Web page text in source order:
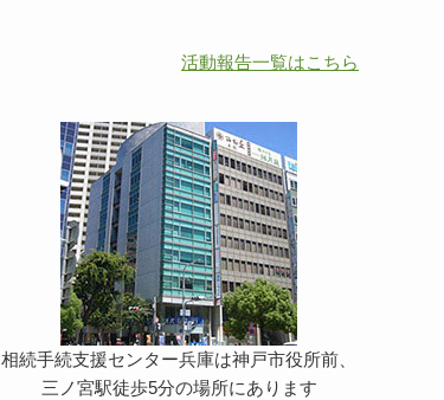
活動報告一覧はこちら
相続手続支援センター兵庫は神戸市役所前、
三ノ宮駅徒歩5分の場所にあります